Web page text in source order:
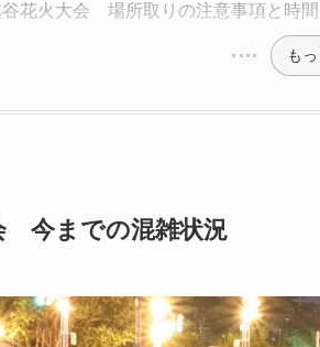
谷花火大会 場所取りの注意事項と時間
も
今までの混雑状況